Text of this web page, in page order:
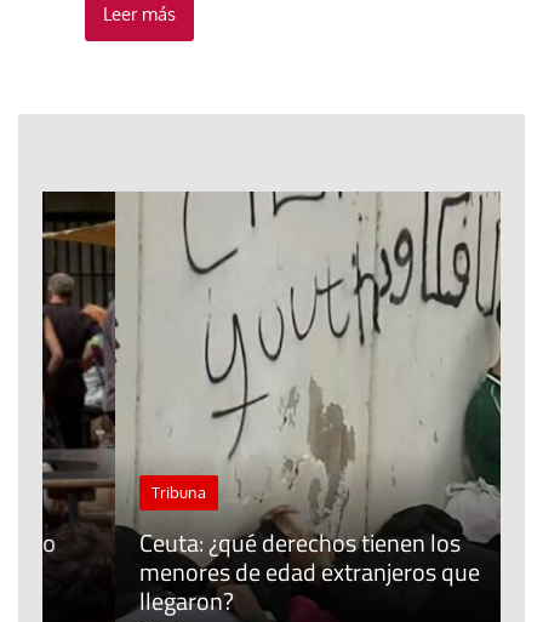
Leer más
Tribuna
Ceuta: ¿qué derechos tienen los
menores de edad extranjeros que
llegaron?